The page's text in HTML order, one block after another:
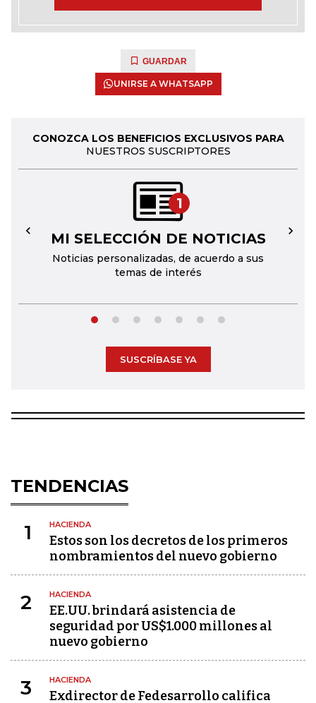
GUARDAR
UNIRSE A WHATSAPP
CONOZCA LOS BENEFICIOS EXCLUSIVOS PARA
NUESTROS SUSCRIPTORES
1
MI SELECCIÓN DE NOTICIAS
Noticias personalizadas, de acuerdo a sus
temas de interés
← →
SUSCRÍBASE YA
TENDENCIAS
1 HACIENDA
Estos son los decretos de los primeros
nombramientos del nuevo gobierno
2 HACIENDA
EE.UU. brindará asistencia de
seguridad por US$1.000 millones al
nuevo gobierno
3 HACIENDA
Exdirector de Fedesarrollo califica